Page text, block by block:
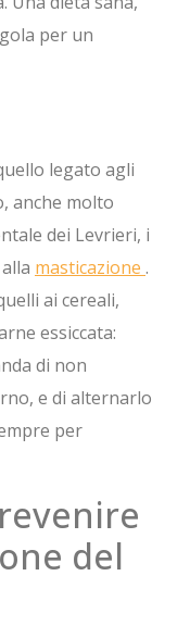
per un
legato agli
anche molto
dei Levrieri, i
masticazione .
ai cereali,
essiccata:
di non
e di alternarlo
per
del